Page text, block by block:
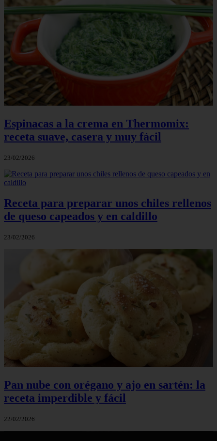
Espinacas a la crema en Thermomix:
receta suave, casera y muy fácil
23/02/2026
Receta para preparar unos chiles rellenos
de queso capeados y en caldillo
23/02/2026
Pan nube con orégano y ajo en sartén: la
receta imperdible y fácil
22/02/2026